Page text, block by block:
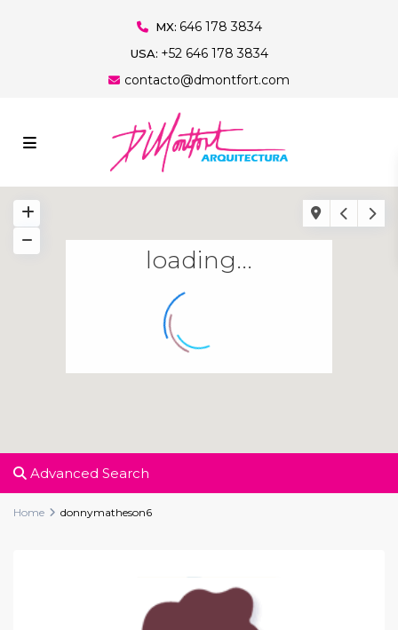
MX: 646 178 3834
USA: +52 646 178 3834
contacto@dmontfort.com
loading...
Advanced Search
Home donnymatheson6